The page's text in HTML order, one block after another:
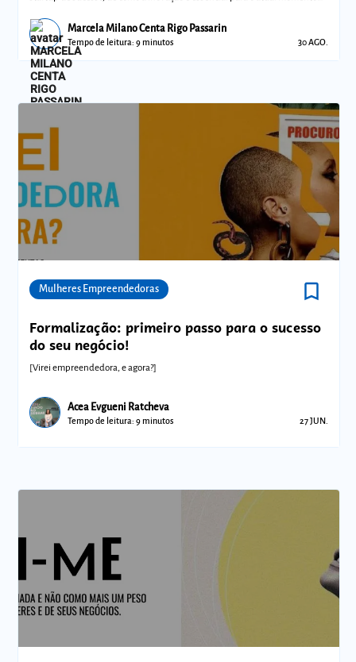
Marcela Milano Centa Rigo Passarin
Tempo de leitura: 9 minutos 30 AGO.
Mulheres Empreendedoras bookmark_border
Formalização: primeiro passo para o sucesso
do seu negócio!
[Virei empreendedora, e agora?]
Acea Evgueni Ratcheva
Tempo de leitura: 9 minutos 27 JUN.